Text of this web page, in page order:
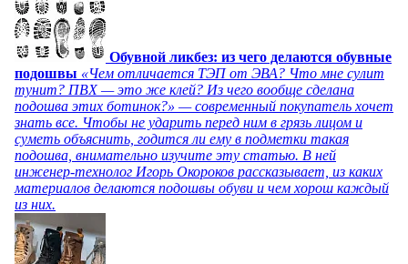
Обувной ликбез: из чего делаются обувные
подошвы «Чем отличается ТЭП от ЭВА? Что мне сулит
тунит? ПВХ — это же клей? Из чего вообще сделана
подошва этих ботинок?» — современный покупатель хочет
знать все. Чтобы не ударить перед ним в грязь лицом и
суметь объяснить, годится ли ему в подметки такая
подошва, внимательно изучите эту статью. В ней
инженер-технолог Игорь Окороков рассказывает, из каких
материалов делаются подошвы обуви и чем хорош каждый
из них.